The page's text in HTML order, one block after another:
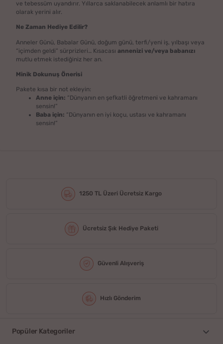
ve tebessüm uyandırır. Yıllarca saklanabilecek anlamlı bir hatıra
olarak yerini alır.
Ne Zaman Hediye Edilir?
Anneler Günü, Babalar Günü, doğum günü, terfi/yeni iş, yılbaşı veya
“içimden geldi” sürprizleri… Kısacası annenizi ve/veya babanızı
mutlu etmek istediğiniz her an.
Minik Dokunuş Önerisi
Pakete kısa bir not ekleyin:
Anne için: “Dünyanın en şefkatli öğretmeni ve kahramanı
sensin!”
Baba için: “Dünyanın en iyi koçu, ustası ve kahramanı
sensin!”
1250 TL Üzeri Ücretsiz Kargo
Ücretsiz Şık Hediye Paketi
Güvenli Alışveriş
Hızlı Gönderim
Popüler Kategoriler